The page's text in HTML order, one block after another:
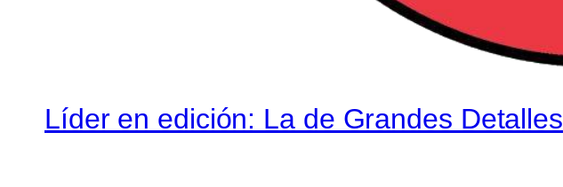
Líder en edición: La de Grandes Detalles